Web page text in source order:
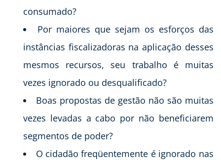
consumado?
Por maiores que sejam os esforços das
instâncias fiscalizadoras na aplicação desses
mesmos recursos, seu trabalho é muitas
vezes ignorado ou desqualificado?
Boas propostas de gestão não são muitas
vezes levadas a cabo por não beneficiarem
segmentos de poder?
O cidadão freqüentemente é ignorado nas